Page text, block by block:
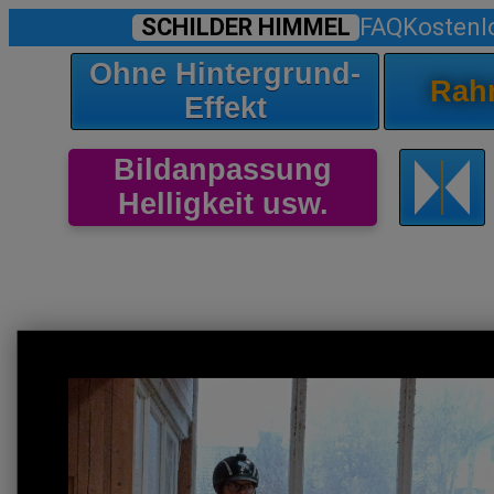
SCHILDER HIMMEL FAQ
Ohne Hintergrund-
Effekt
Bildanpassung
Helligkeit usw.